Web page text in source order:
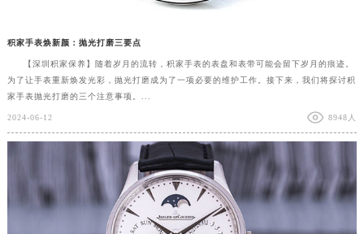
积家手表焕新颜：抛光打磨三要点
【深圳积家保养】随着岁月的流转，积家手表的表盘和表带可能会留下岁月的痕迹。
为了让手表重新焕发光彩，抛光打磨成为了一项必要的维护工作。接下来，我们将探讨积
家手表抛光打磨的三个注意事项。...
2024-06-12 8948人